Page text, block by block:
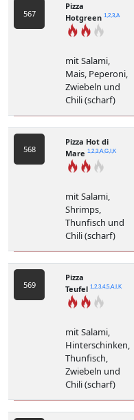
567
Pizza
Hotgreen 1,2,3,A
mit Salami,
Mais, Peperoni,
Zwiebeln und
Chili (scharf)
568
Pizza Hot di
Mare 1,2,3,A,G,I,K
mit Salami,
Shrimps,
Thunfisch und
Chili (scharf)
569
Pizza
Teufel 1,2,3,4,5,A,I,K
mit Salami,
Hinterschinken,
Thunfisch,
Zwiebeln und
Chili (scharf)